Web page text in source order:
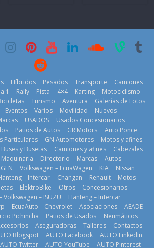
2026
La Vuelta al
Ecuador 2026,
edición 47ª,
recorre 7
provincias en 8
días
1 de agosto de
2026
29 de julio de
¿Qué puede
pasar con tu
vehículo si
permanece
varios días sin
usar?
3 de agosto de
2026
Híbridos Pesados Transporte
Camiones
1 Rally Pista 4×4 Karting
Motociclismo
Turismo Aventura
Galerías de Fotos
Eventos Varios Movilidad
Nuevos
USADOS
Usados Concesionarios
Patios de Autos GR Motors
Auto Ponce
Particulares GN Automotores
Motos y afines
Buses y Busetas Camiones y afines
Cabezales
Maquinaria Directorio Marcas
Autos
Volkswagen – EcuaWagen KIA
Nissan
– Intercar Changan Renault
Motos
ElektroBike Otros
Concesionarios
Volkswagen – ISUZU
Hanteng – Intercar
EcuaAuto – Chevrolet Asociaciones
AEADE
Pichincha Patios de Usados
Neumáticos
Aseguradoras Talleres
Contactos
Blogspot AUTO Facebook
AUTO LinkedIn
AUTO Twitter AUTO YouTube AUTO Pinterest